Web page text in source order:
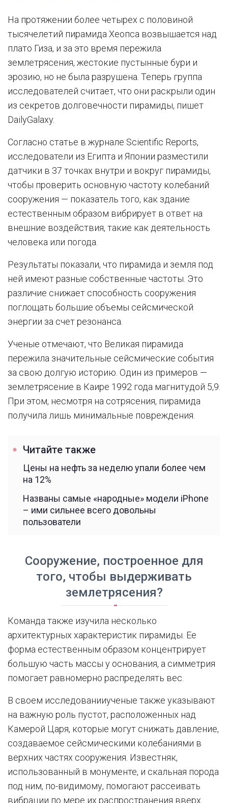
На протяжении более четырех с половиной
тысячелетий пирамида Хеопса возвышается над
плато Гиза, и за это время пережила
землетрясения, жестокие пустынные бури и
эрозию, но не была разрушена. Теперь группа
исследователей считает, что они раскрыли один
из секретов долговечности пирамиды, пишет
DailyGalaxy.
Согласно статье в журнале Scientific Reports,
исследователи из Египта и Японии разместили
датчики в 37 точках внутри и вокруг пирамиды,
чтобы проверить основную частоту колебаний
сооружения — показатель того, как здание
естественным образом вибрирует в ответ на
внешние воздействия, такие как деятельность
человека или погода.
Результаты показали, что пирамида и земля под
ней имеют разные собственные частоты. Это
различие снижает способность сооружения
поглощать большие объемы сейсмической
энергии за счет резонанса.
Ученые отмечают, что Великая пирамида
пережила значительные сейсмические события
за свою долгую историю. Один из примеров —
землетрясение в Каире 1992 года магнитудой 5,9.
При этом, несмотря на сотрясения, пирамида
получила лишь минимальные повреждения.
Читайте также
Цены на нефть за неделю упали более чем
на 12%
Названы самые «народные» модели iPhone
– ими сильнее всего довольны
пользователи
Сооружение, построенное для
того, чтобы выдерживать
землетрясения?
Команда также изучила несколько
архитектурных характеристик пирамиды. Ее
форма естественным образом концентрирует
большую часть массы у основания, а симметрия
помогает равномерно распределять вес.
В своем исследованииученые также указывают
на важную роль пустот, расположенных над
Камерой Царя, которые могут снижать давление,
создаваемое сейсмическими колебаниями в
верхних частях сооружения. Известняк,
использованный в монументе, и скальная порода
под ним, по-видимому, помогают рассеивать
вибрации по мере их распространения вверх.